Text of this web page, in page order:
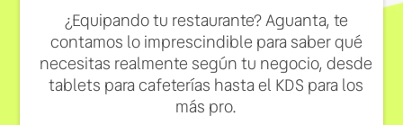
¿Equipando tu restaurante? Aguanta, te
contamos lo imprescindible para saber qué
necesitas realmente según tu negocio, desde
tablets para cafeterías hasta el KDS para los
más pro.